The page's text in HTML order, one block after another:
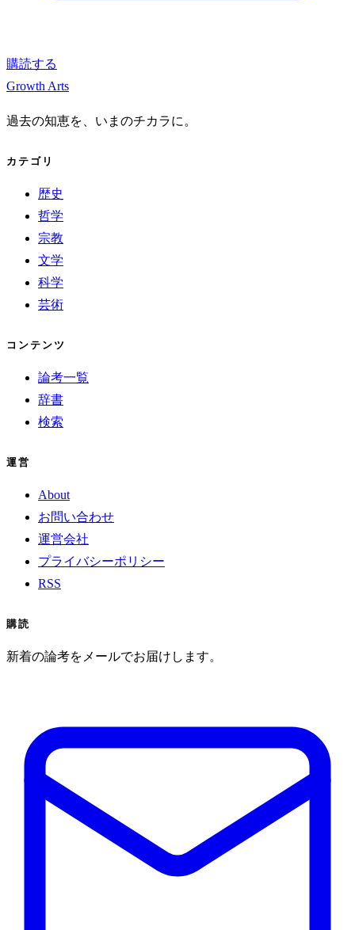
購読する
Growth Arts
過去の知恵を、いまのチカラに。
カテゴリ
歴史
哲学
宗教
文学
科学
芸術
コンテンツ
論考一覧
辞書
検索
運営
About
お問い合わせ
運営会社
プライバシーポリシー
RSS
購読
新着の論考をメールでお届けします。